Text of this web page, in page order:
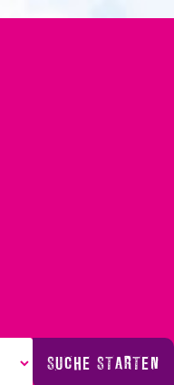
SUCHE STARTEN